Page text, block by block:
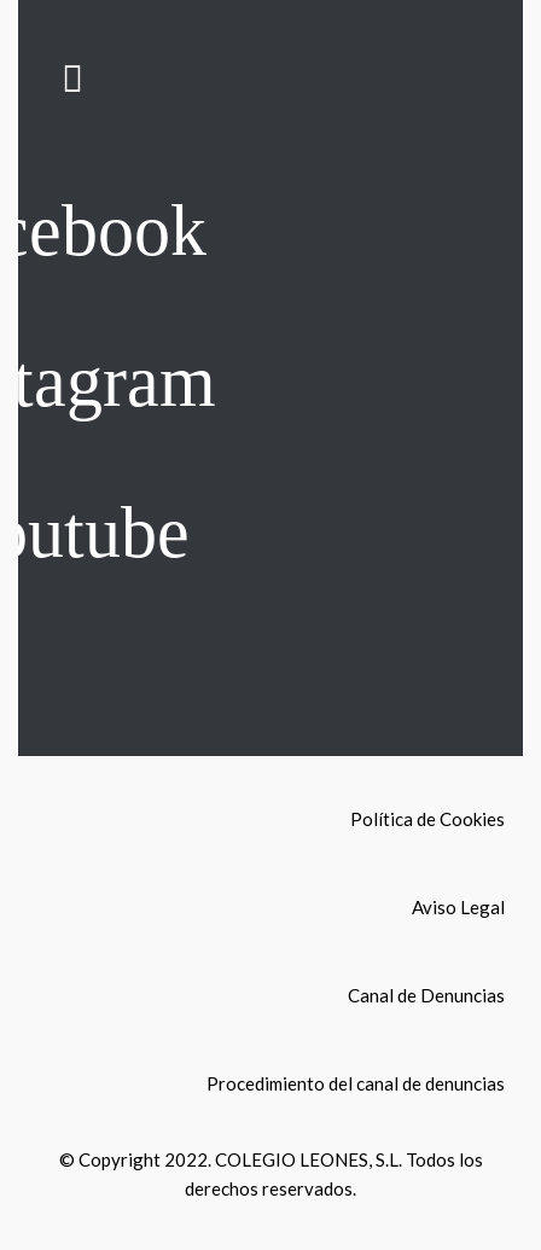
Política de Cookies
Aviso Legal
Canal de Denuncias
Procedimiento del canal de denuncias
© Copyright 2022. COLEGIO LEONES, S.L. Todos los
derechos reservados.